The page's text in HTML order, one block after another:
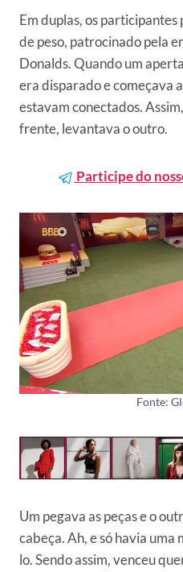
Em duplas, os
de peso, patrocinado pela
Donalds. Quando um
era disparado e começava
estavam conectados.
frente, levantava o outro.
Participe do
Fonte:
Um pegava as peças e o
cabeça. Ah, e só havia
lo. Sendo assim, venceu